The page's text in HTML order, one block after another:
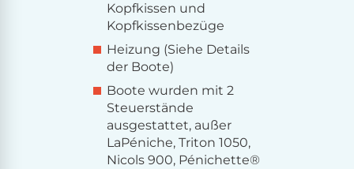
Kopfkissen und
Kopfkissenbezüge
Heizung (Siehe Details
der Boote)
Boote wurden mit 2
Steuerstände
ausgestattet, außer
LaPéniche, Triton 1050,
Nicols 900, Pénichette®